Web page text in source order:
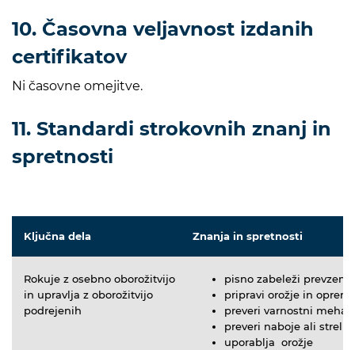
10. Časovna veljavnost izdanih
certifikatov
Ni časovne omejitve.
11. Standardi strokovnih znanj in
spretnosti
Ključna dela Znanja in spretnosti
Rokuje z osebno oborožitvijo
in upravlja z oborožitvijo
podrejenih
pisno zabeleži prevzem
pripravi orožje in
preveri varnostni
preveri naboje ali
uporablja orožje